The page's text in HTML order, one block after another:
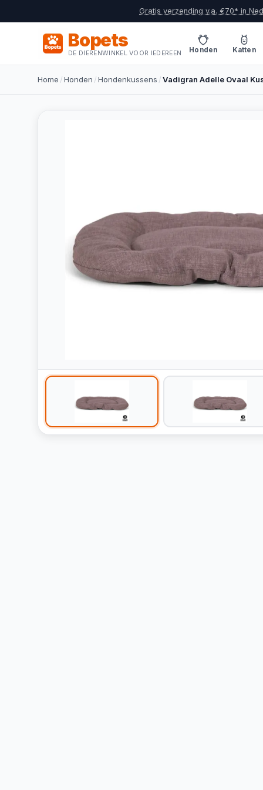
Gratis verzending v.a. €70* in
Bopets
DE DIERENWINKEL VOOR IEDEREEN Honden Katten
Home /Honden /Hondenkussens /Vadigran Adelle Ovaal